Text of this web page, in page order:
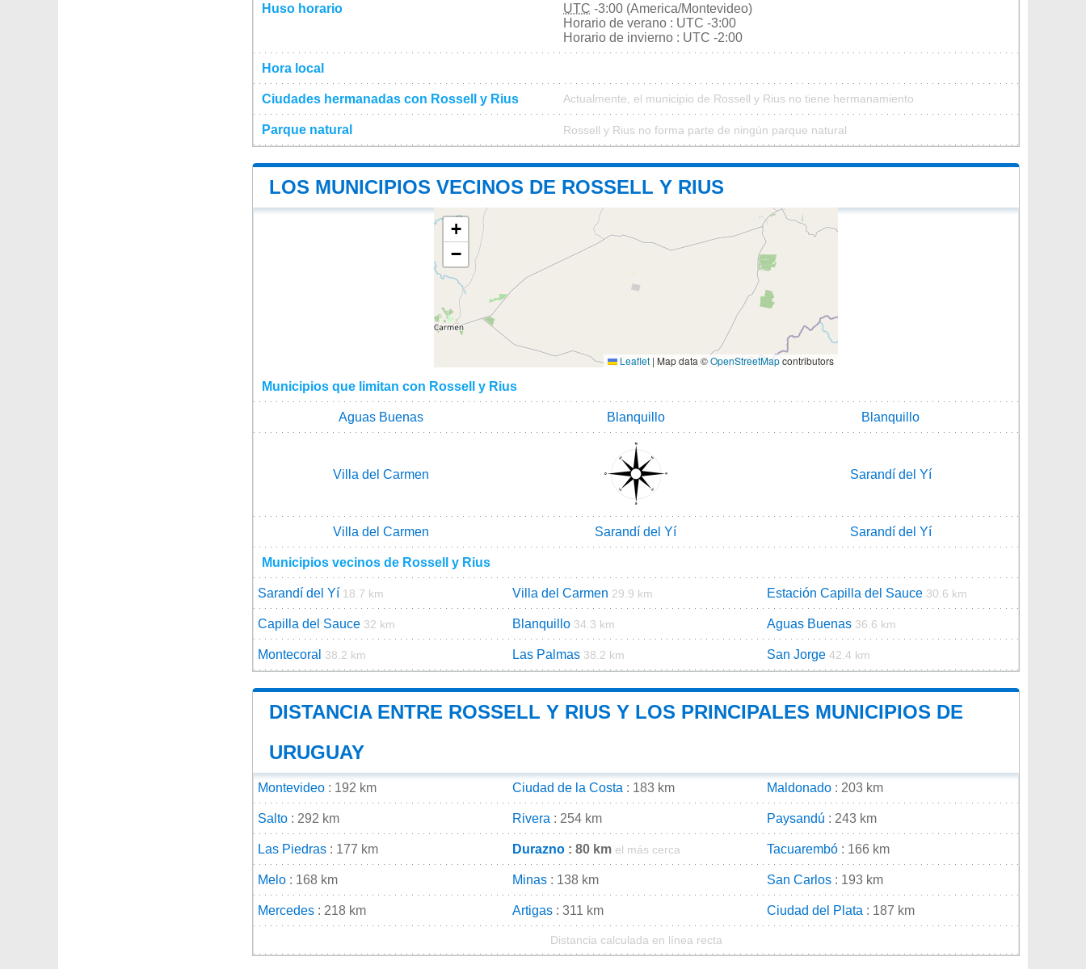
Huso horario UTC -3:00 (America/Montevideo)
Horario de verano : UTC -3:00
Horario de invierno : UTC -2:00
Hora local
Ciudades hermanadas con Rossell y Rius Actualmente, el municipio de Rossell y Rius no tiene hermanamiento
Parque natural Rossell y Rius no forma parte de ningún parque natural
LOS MUNICIPIOS VECINOS DE ROSSELL Y RIUS
+
−
Leaflet | Map data ©OpenStreetMapcontributors
Municipios que limitan con Rossell y Rius
Aguas Buenas Blanquillo Blanquillo
Villa del Carmen Sarandí del Yí
Villa del Carmen Sarandí del Yí Sarandí del Yí
Municipios vecinos de Rossell y Rius
Sarandí del Yí 18.7 km Villa del Carmen 29.9 km Estación Capilla del Sauce 30.6 km
Capilla del Sauce 32 km Blanquillo 34.3 km Aguas Buenas 36.6 km
Montecoral 38.2 km Las Palmas 38.2 km San Jorge 42.4 km
DISTANCIA ENTRE ROSSELL Y RIUS Y LOS PRINCIPALES MUNICIPIOS DE
URUGUAY
Montevideo : 192 km Ciudad de la Costa : 183 km Maldonado : 203 km
Salto : 292 km Rivera : 254 km Paysandú : 243 km
Las Piedras : 177 km Durazno : 80 km el más cerca Tacuarembó : 166 km
Melo : 168 km Minas : 138 km San Carlos : 193 km
Mercedes : 218 km Artigas : 311 km Ciudad del Plata : 187 km
Distancia calculada en línea recta